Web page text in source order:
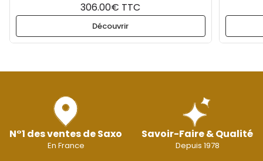
306.00€ TTC
Découvrir
N°1 des ventes de Saxo
En France
Savoir-Faire & Qualité
Depuis 1978